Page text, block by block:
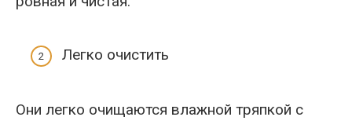
Легко очистить
Они легко очищаются влажной тряпкой с